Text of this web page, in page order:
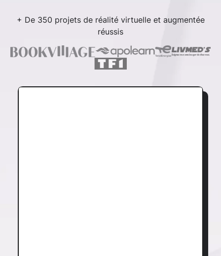
+ De 350 projets de réalité virtuelle et augmentée
réussis